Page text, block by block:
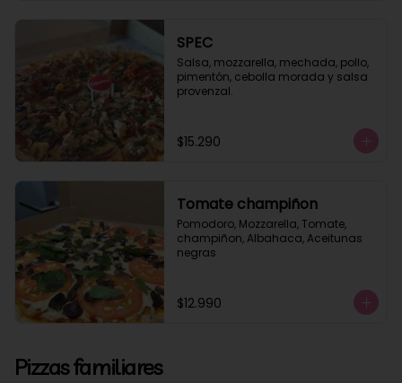
SPEC
Salsa, mozzarella, mechada, pollo,
pimentón, cebolla morada y salsa
provenzal.
$15.290
Tomate champiñon
Pomodoro, Mozzarella, Tomate,
champiñon, Albahaca, Aceitunas
negras
$12.990
Pizzas familiares